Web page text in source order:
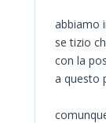
abbiamo
se tizio
con la
a questo